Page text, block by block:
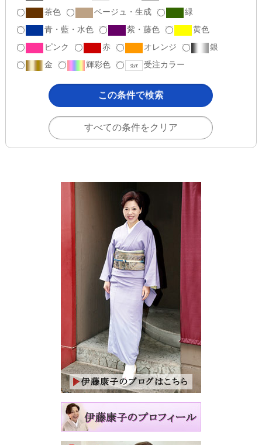
茶色
ベージュ・生成
緑
青・藍・水色
紫・藤色
黄色
ピンク
赤 オレンジ
銀
金
輝彩色 受注カラー